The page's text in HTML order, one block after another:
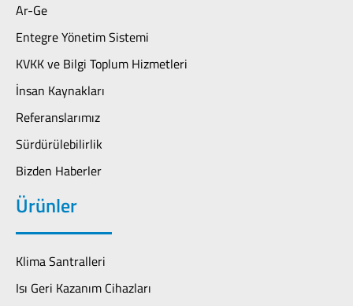
Ar-Ge
Entegre Yönetim Sistemi
KVKK ve Bilgi Toplum Hizmetleri
İnsan Kaynakları
Referanslarımız
Sürdürülebilirlik
Bizden Haberler
Ürünler
Klima Santralleri
Isı Geri Kazanım Cihazları